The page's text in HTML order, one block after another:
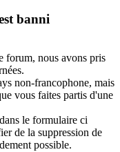
banni
forum, nous avons pris
non-francophone, mais
vous faites partis d'une
le formulaire ci
de la suppression de
possible.